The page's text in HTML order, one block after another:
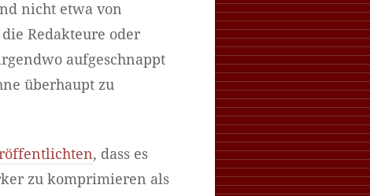
nicht etwa von
Redakteure oder
aufgeschnappt
überhaupt zu
, dass es
zu komprimieren als